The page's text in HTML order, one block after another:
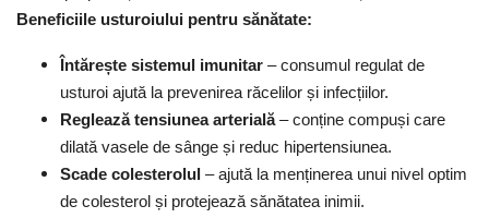
Beneficiile usturoiului pentru sănătate:
Întărește sistemul imunitar –consumul regulat de
usturoi ajută la prevenirea răcelilor și infecțiilor.
Reglează tensiunea arterială–conține compuși care
dilată vasele de sânge și reduc hipertensiunea.
Scade colesterolul –ajută la menținerea unui nivel optim
de colesterol și protejează sănătatea inimii.